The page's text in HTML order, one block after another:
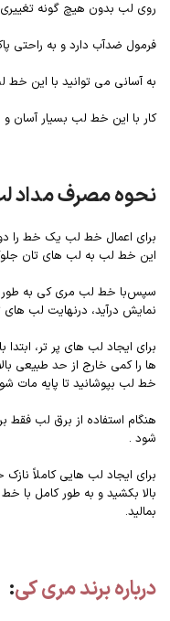
روی لب بدون هیچ گونه
فرمول ضدآب دارد و به راحتی
به آسانی می توانید با این
کار با این خط لب بسیار آسان و
نحوه مصرف مداد
برای اعمال خط لب یک خط را
این خط لب به لب های تان
سپس‌با خط لب مری کی‌ به طور
نمایش درآید، درنهایت لب های
برای ایجاد لب های پر تر،
ها را کمی خارج از حد طبیعی
خط لب بپوشانید تا پایه مات
هنگام استفاده از برق لب فقط
شود .
برای ایجاد لب هایی کاملاً
بالا بکشید و به طور کامل با
بمالید.
درباره برند مری کی: